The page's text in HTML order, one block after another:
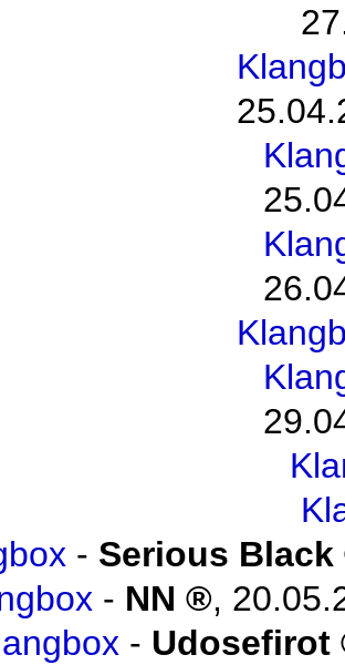
- Serious Black
- NN ,
- Udosefirot